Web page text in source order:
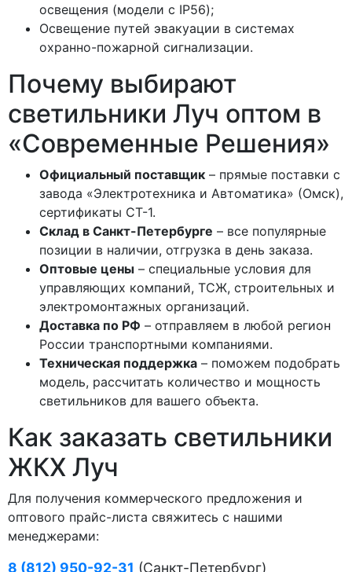
освещения (модели с IP56);
Освещение путей эвакуации в системах
охранно-пожарной сигнализации.
Почему выбирают
светильники Луч оптом в
«Современные Решения»
Официальный поставщик – прямые поставки с
завода «Электротехника и Автоматика» (Омск),
сертификаты СТ-1.
Склад в Санкт-Петербурге – все популярные
позиции в наличии, отгрузка в день заказа.
Оптовые цены – специальные условия для
управляющих компаний, ТСЖ, строительных и
электромонтажных организаций.
Доставка по РФ – отправляем в любой регион
России транспортными компаниями.
Техническая поддержка – поможем подобрать
модель, рассчитать количество и мощность
светильников для вашего объекта.
Как заказать светильники
ЖКХ Луч
Для получения коммерческого предложения и
оптового прайс-листа свяжитесь с нашими
менеджерами:
8 (812) 950-92-31 (Санкт-Петербург)